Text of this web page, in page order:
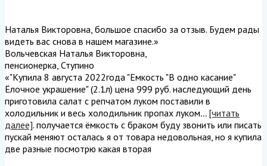
Наталья Викторовна, большое спасибо за отзыв. Будем рады
видеть вас снова в нашем магазине.»
Вольчевская Наталья Викторовна,
пенсионерка, Ступино
«"Купила 8 августа 2022года "Емкость "В одно касание"
Ёлочное украшение" (2.1л) цена 999 руб. наследующий день
приготовила салат с репчатом луком поставили в
холодильник и весь холодильник пропах луком... [читать
далее]. получается ёмкость с браком буду звонить или писать
пускай меняют осталась я от товара недовольная, но я купила
две разные посмотрю какая вторая